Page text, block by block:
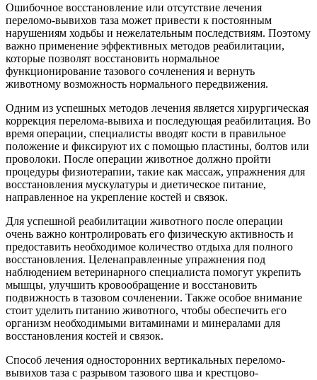
Ошибочное восстановление или отсутствие лечения
переломо-вывихов таза может привести к постоянным
нарушениям ходьбы и нежелательным последствиям. Поэтому
важно применение эффективных методов реабилитации,
которые позволят восстановить нормальное
функционирование тазового сочленения и вернуть
животному возможность нормального передвижения.
Одним из успешных методов лечения является хирургическая
коррекция перелома-вывиха и последующая реабилитация. Во
время операции, специалисты вводят кости в правильное
положение и фиксируют их с помощью пластины, болтов или
проволоки. После операции животное должно пройти
процедуры физиотерапии, такие как массаж, упражнения для
восстановления мускулатуры и диетическое питание,
направленное на укрепление костей и связок.
Для успешной реабилитации животного после операции
очень важно контролировать его физическую активность и
предоставить необходимое количество отдыха для полного
восстановления. Целенаправленные упражнения под
наблюдением ветеринарного специалиста помогут укрепить
мышцы, улучшить кровообращение и восстановить
подвижность в тазовом сочленении. Также особое внимание
стоит уделить питанию животного, чтобы обеспечить его
организм необходимыми витаминами и минералами для
восстановления костей и связок.
Способ лечения односторонних вертикальных переломо-
вывихов таза с разрывом тазового шва и крестцово-